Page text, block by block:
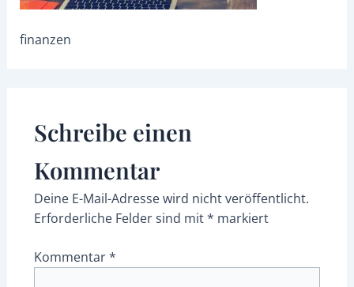
finanzen
Schreibe einen
Kommentar
Deine E-Mail-Adresse wird nicht veröffentlicht.
Erforderliche Felder sind mit* markiert
Kommentar*